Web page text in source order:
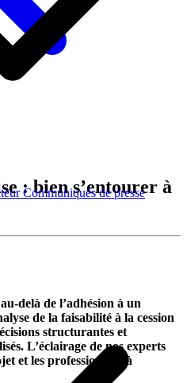
Communiqués de presse
: bien s’entourer à
delà de l’adhésion à un
de la faisabilité à la cession
structurantes et
L’éclairage de nos experts
et les professionnels à